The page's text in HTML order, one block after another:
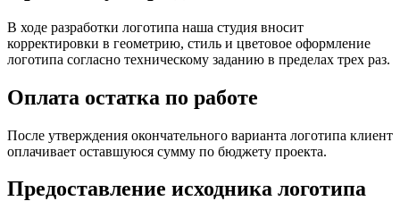
В ходе разработки логотипа наша студия вносит
корректировки в геометрию, стиль и цветовое оформление
логотипа согласно техническому заданию в пределах трех раз.
Оплата остатка по работе
После утверждения окончательного варианта логотипа клиент
оплачивает оставшуюся сумму по бюджету проекта.
Предоставление исходника логотипа